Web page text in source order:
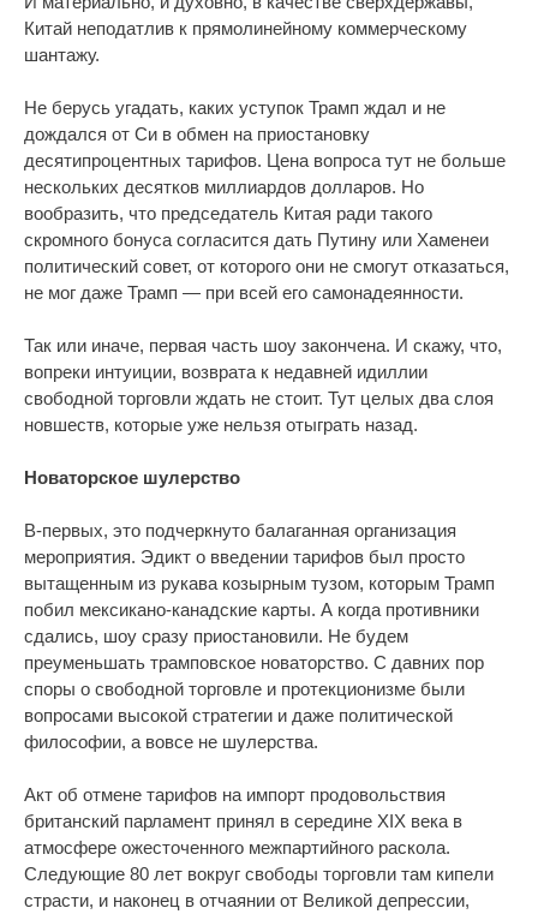
Китай неподатлив к прямолинейному коммерческому
шантажу.
Не берусь угадать, каких уступок Трамп ждал и не
дождался от Си в обмен на приостановку
десятипроцентных тарифов. Цена вопроса тут не больше
нескольких десятков миллиардов долларов. Но
вообразить, что председатель Китая ради такого
скромного бонуса согласится дать Путину или Хаменеи
политический совет, от которого они не смогут отказаться,
не мог даже Трамп — при всей его самонадеянности.
Так или иначе, первая часть шоу закончена. И скажу, что,
вопреки интуиции, возврата к недавней идиллии
свободной торговли ждать не стоит. Тут целых два слоя
новшеств, которые уже нельзя отыграть назад.
Новаторское шулерство
В-первых, это подчеркнуто балаганная организация
мероприятия. Эдикт о введении тарифов был просто
вытащенным из рукава козырным тузом, которым Трамп
побил мексикано-канадские карты. А когда противники
сдались, шоу сразу приостановили. Не будем
преуменьшать трамповское новаторство. С давних пор
споры о свободной торговле и протекционизме были
вопросами высокой стратегии и даже политической
философии, а вовсе не шулерства.
Акт об отмене тарифов на импорт продовольствия
британский парламент принял в середине XIX века в
атмосфере ожесточенного межпартийного раскола.
Следующие 80 лет вокруг свободы торговли там кипели
страсти, и наконец в отчаянии от Великой депрессии,